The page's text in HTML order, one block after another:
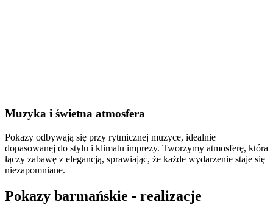
Muzyka i świetna atmosfera
Pokazy odbywają się przy rytmicznej muzyce, idealnie
dopasowanej do stylu i klimatu imprezy. Tworzymy atmosferę, która
łączy zabawę z elegancją, sprawiając, że każde wydarzenie staje się
niezapomniane.
Pokazy barmańskie - realizacje